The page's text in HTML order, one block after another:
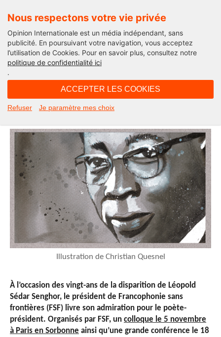
Nous respectons votre vie privée
Opinion Internationale est un média indépendant, sans
publicité. En poursuivant votre navigation, vous acceptez
l’utilisation de Cookies. Pour en savoir plus, consultez notre
politique de confidentialité ici
.
ACCEPTER LES COOKIES
Refuser Je paramètre mes choix
Afriques demain
Senghor, l’homme complet
Illustration de Christian Quesnel
À l’occasion des vingt-ans de la disparition de Léopold
Sédar Senghor, le président de Francophonie sans
frontières (FSF) livre son admiration pour le poète-
président. Organisés par FSF, un colloque le 5 novembre
à Paris en Sorbonne ainsi qu’une grande conférence le 18